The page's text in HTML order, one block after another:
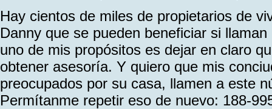
Hay cientos de miles de propietarios de
Danny que se pueden beneficiar si
uno de mis propósitos es dejar en claro
obtener asesoría. Y quiero que mis
preocupados por su casa, llamen a este
Permítanme repetir eso de nuevo: 188-